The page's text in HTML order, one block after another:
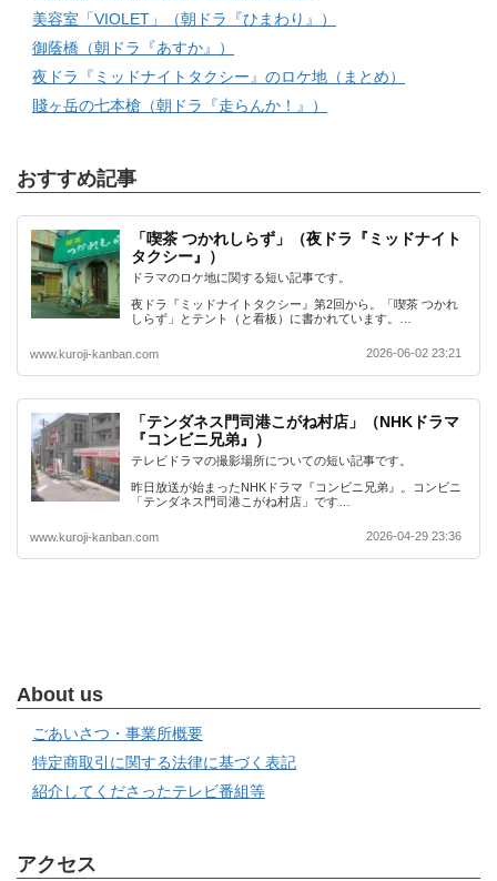
美容室「VIOLET」（朝ドラ『ひまわり』）
御蔭橋（朝ドラ『あすか』）
夜ドラ『ミッドナイトタクシー』のロケ地（まとめ）
賤ヶ岳の七本槍（朝ドラ『走らんか！』）
おすすめ記事
「喫茶 つかれしらず」（夜ドラ『ミッドナイト
タクシー』）
ドラマのロケ地に関する短い記事です。
夜ドラ『ミッドナイトタクシー』第2回から。「喫茶 つかれ
しらず」とテント（と看板）に書かれています。…
www.kuroji-kanban.com 2026-06-02 23:21
「テンダネス門司港こがね村店」（NHKドラマ
『コンビニ兄弟』）
テレビドラマの撮影場所についての短い記事です。
昨日放送が始まったNHKドラマ『コンビニ兄弟』。コンビニ
「テンダネス門司港こがね村店」です…
www.kuroji-kanban.com 2026-04-29 23:36
About us
ごあいさつ・事業所概要
特定商取引に関する法律に基づく表記
紹介してくださったテレビ番組等
アクセス